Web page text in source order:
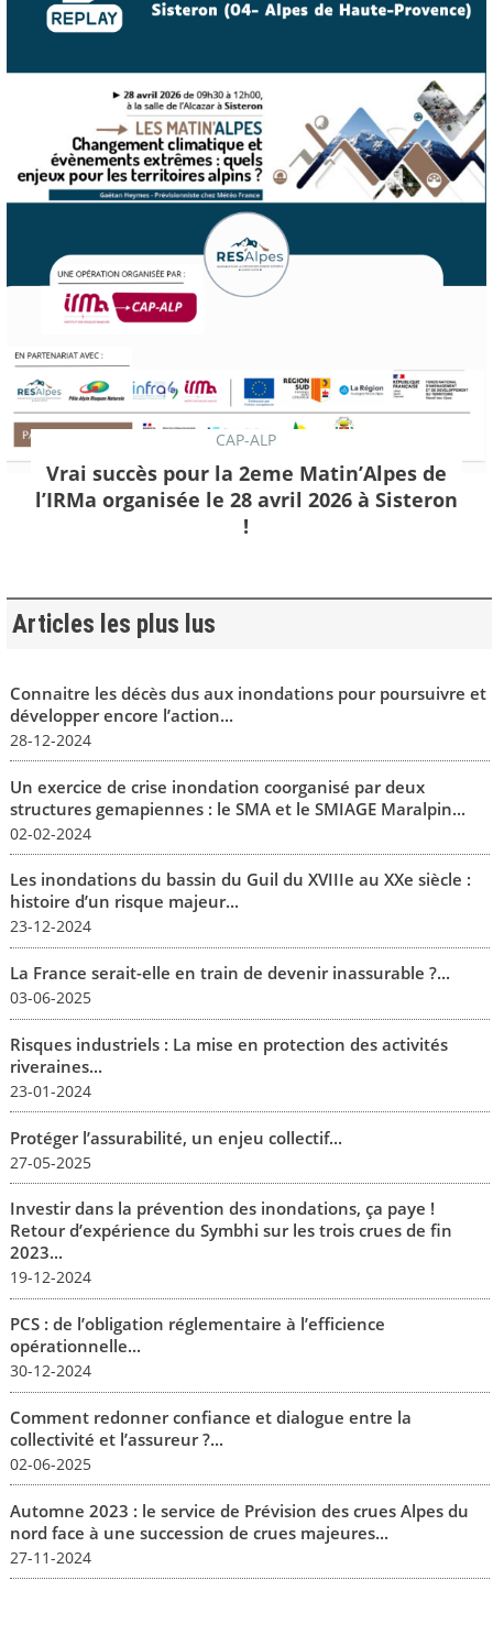
CAP-ALP
Vrai succès pour la 2eme Matin’Alpes de
l’IRMa organisée le 28 avril 2026 à Sisteron
!
Articles les plus lus
Connaitre les décès dus aux inondations pour poursuivre et
développer encore l’action...
28-12-2024
Un exercice de crise inondation coorganisé par deux
structures gemapiennes : le SMA et le SMIAGE Maralpin...
02-02-2024
Les inondations du bassin du Guil du XVIIIe au XXe siècle :
histoire d’un risque majeur...
23-12-2024
La France serait-elle en train de devenir inassurable ?...
03-06-2025
Risques industriels : La mise en protection des activités
riveraines...
23-01-2024
Protéger l’assurabilité, un enjeu collectif...
27-05-2025
Investir dans la prévention des inondations, ça paye !
Retour d’expérience du Symbhi sur les trois crues de fin
2023...
19-12-2024
PCS : de l’obligation réglementaire à l’efficience
opérationnelle...
30-12-2024
Comment redonner confiance et dialogue entre la
collectivité et l’assureur ?...
02-06-2025
Automne 2023 : le service de Prévision des crues Alpes du
nord face à une succession de crues majeures...
27-11-2024